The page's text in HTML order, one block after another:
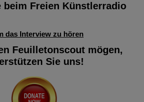
beim Freien Künstlerradio
das Interview zu hören
Feuilletonscout mögen,
Sie uns!